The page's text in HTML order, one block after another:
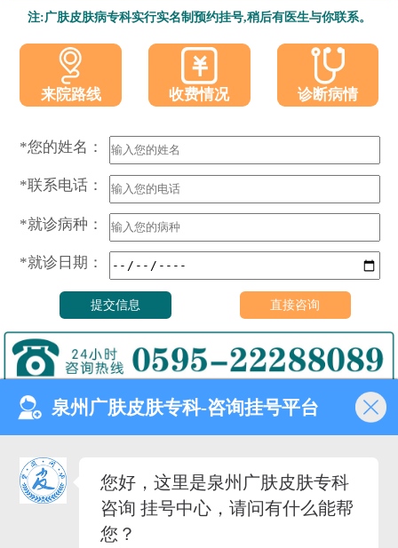
注:广肤皮肤病专科实行实名制预约挂号,稍后有医生与你联系。
来院路线 收费情况 诊断病情
*您的姓名：
*联系电话：
*就诊病种：
*就诊日期：
门诊时间（无假日医院）
8:00—18:00
健康热线
0595-22288089
医院地址
泉州广肤皮肤专科-咨询挂号平台
您好，这里是泉州广肤皮肤专科
咨询 挂号中心，请问有什么能帮
您？